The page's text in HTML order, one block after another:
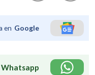
en Google
Whatsapp